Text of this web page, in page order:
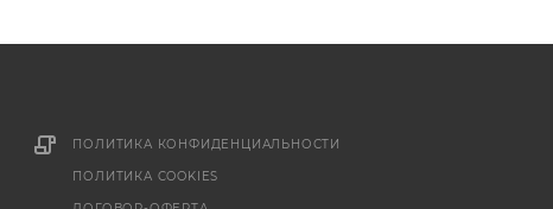
ПОЛИТИКА КОНФИДЕНЦИАЛЬНОСТИ
ПОЛИТИКА COOKIES